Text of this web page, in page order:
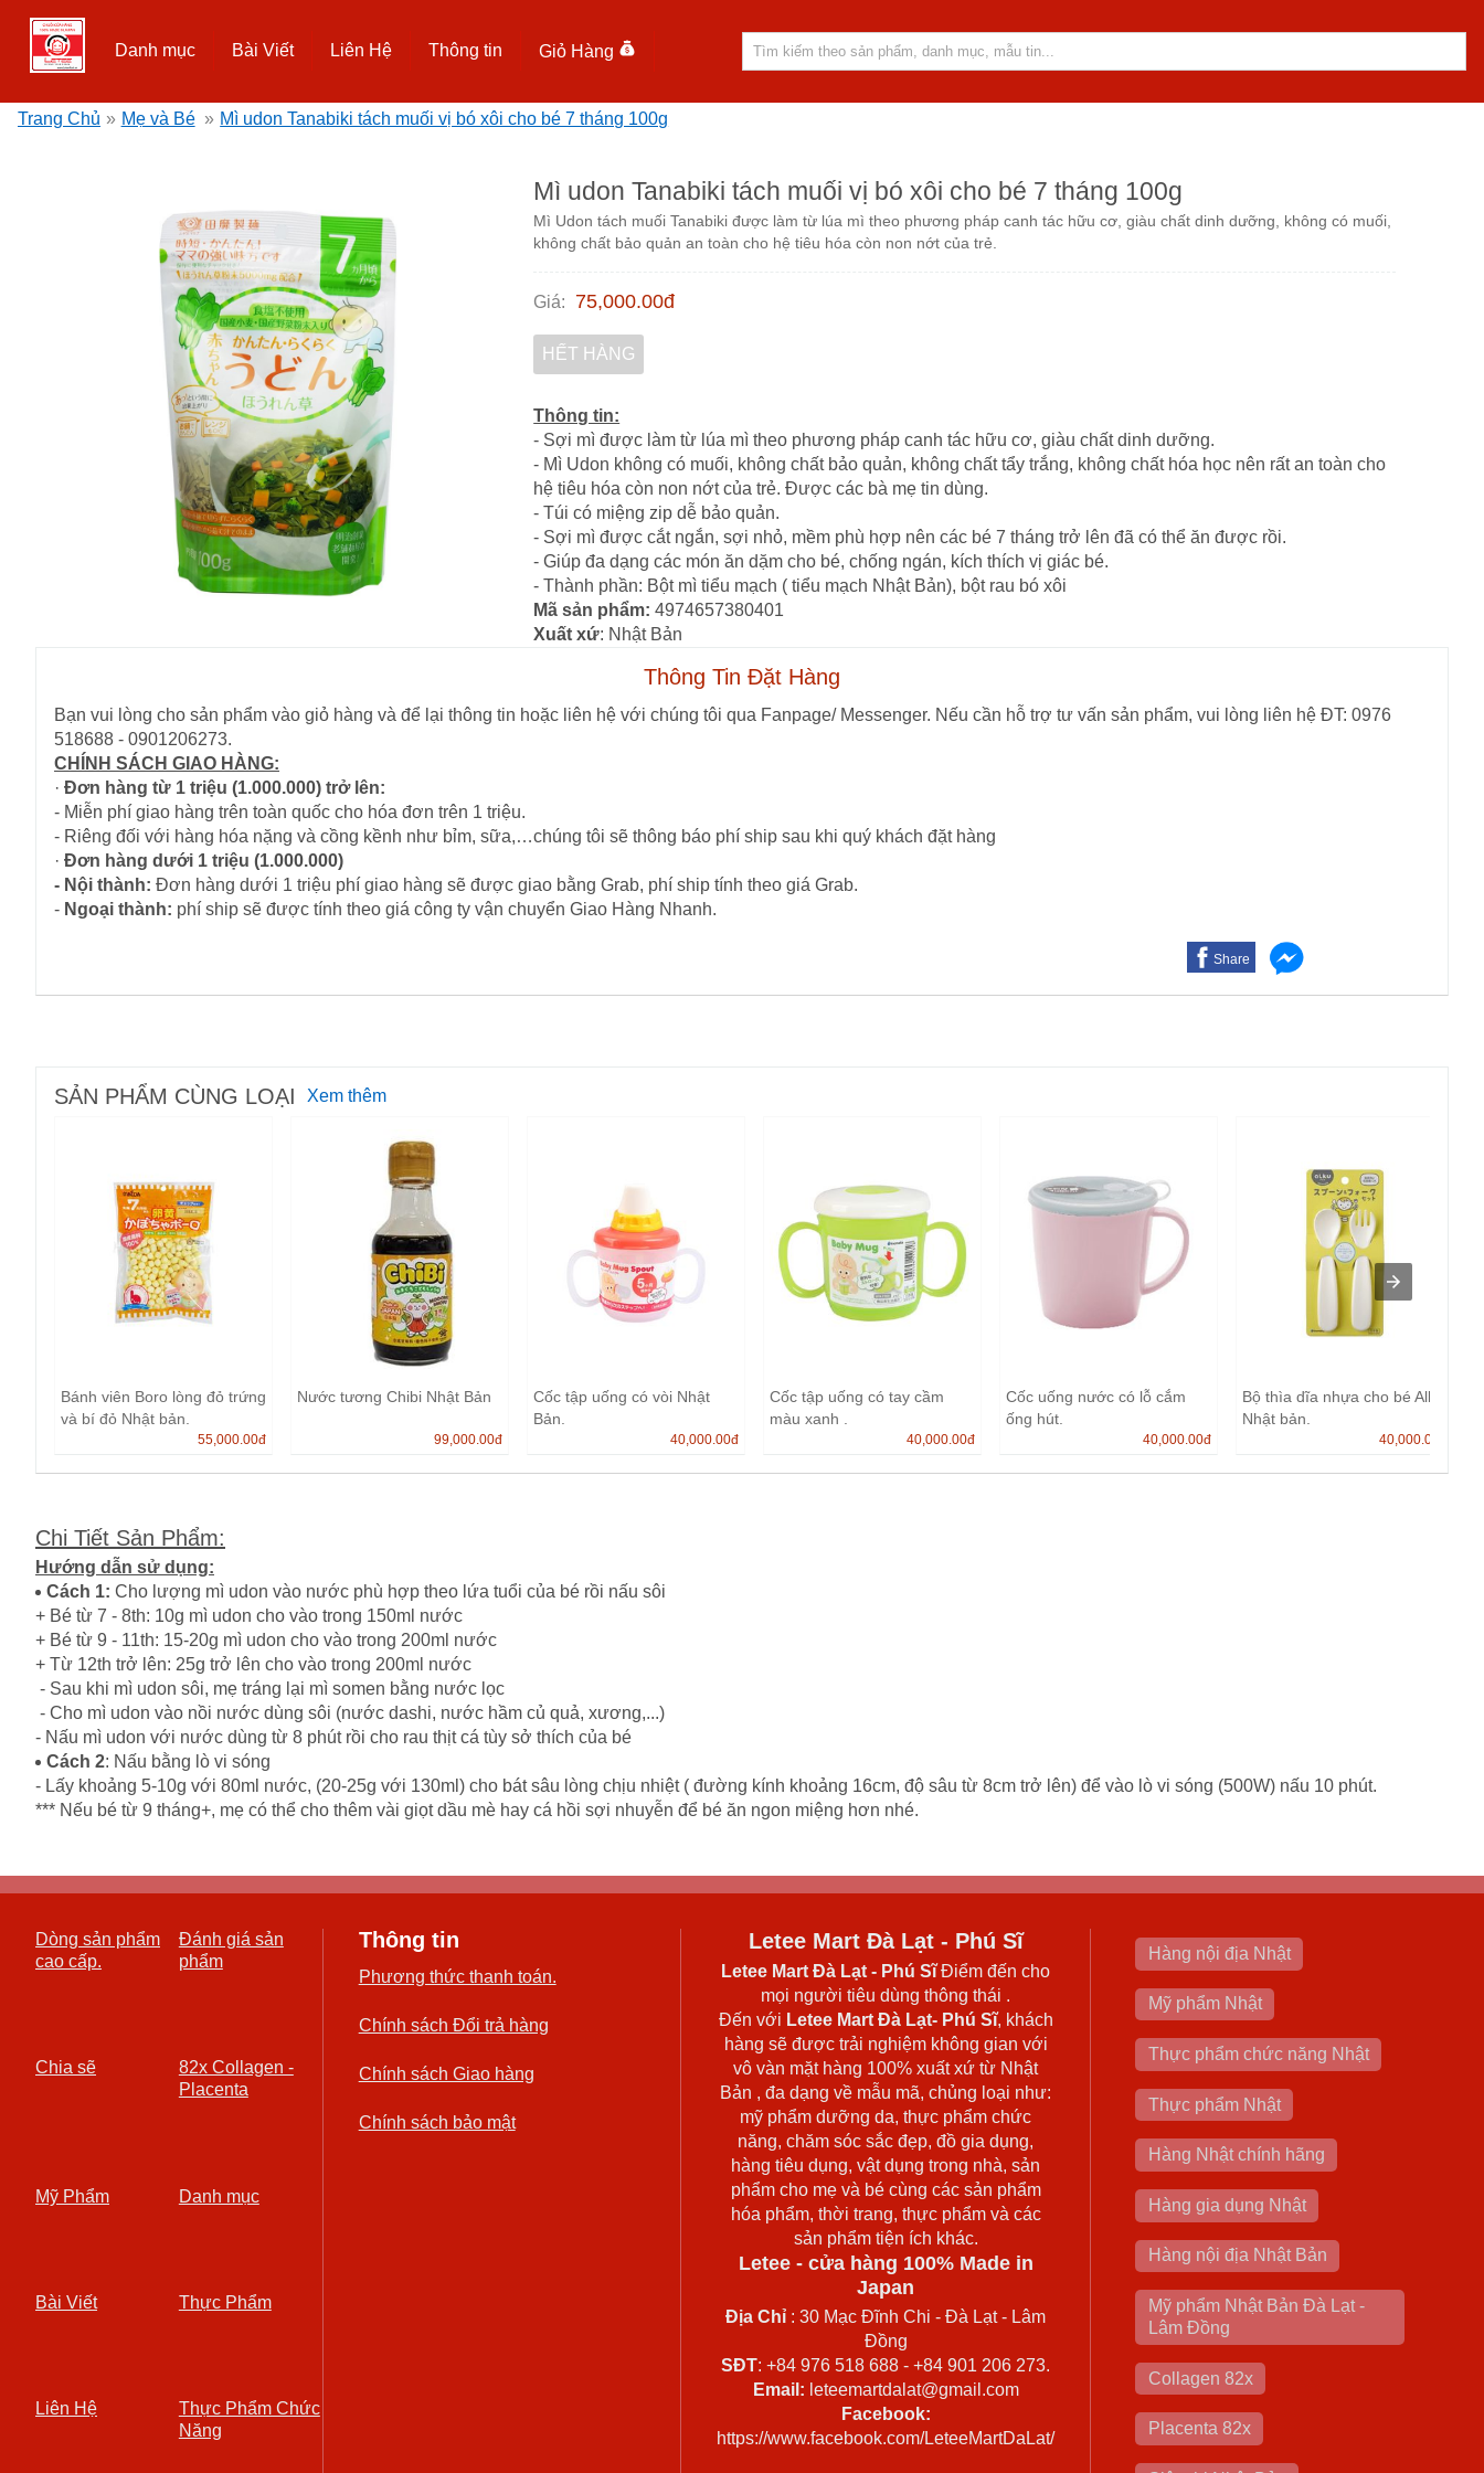
Danh mục Bài Viết Liên Hệ Thông tin Giỏ Hàng
Trang Chủ » Mẹ và Bé » Mì udon Tanabiki tách muối vị bó xôi cho bé 7 tháng 100g
Mì udon Tanabiki tách muối vị bó xôi cho bé 7 tháng 100g
Mì Udon tách muối Tanabiki được làm từ lúa mì theo phương pháp canh tác hữu cơ, giàu chất dinh dưỡng, không có muối,
không chất bảo quản an toàn cho hệ tiêu hóa còn non nớt của trẻ.
Giá: 75,000.00đ
HẾT HÀNG
Thông tin:
- Sợi mì được làm từ lúa mì theo phương pháp canh tác hữu cơ, giàu chất dinh dưỡng.
- Mì Udon không có muối, không chất bảo quản, không chất tẩy trắng, không chất hóa học nên rất an toàn cho
hệ tiêu hóa còn non nớt của trẻ. Được các bà mẹ tin dùng.
- Túi có miệng zip dễ bảo quản.
- Sợi mì được cắt ngắn, sợi nhỏ, mềm phù hợp nên các bé 7 tháng trở lên đã có thể ăn được rồi.
- Giúp đa dạng các món ăn dặm cho bé, chống ngán, kích thích vị giác bé.
- Thành phần: Bột mì tiểu mạch ( tiểu mạch Nhật Bản), bột rau bó xôi
Mã sản phẩm: 4974657380401
Xuất xứ: Nhật Bản
Thông Tin Đặt Hàng
Bạn vui lòng cho sản phẩm vào giỏ hàng và để lại thông tin hoặc liên hệ với chúng tôi qua Fanpage/ Messenger. Nếu cần hỗ trợ tư vấn sản phẩm, vui lòng liên hệ ĐT: 0976
518688 - 0901206273.
CHÍNH SÁCH GIAO HÀNG:
· Đơn hàng từ 1 triệu (1.000.000) trở lên:
- Miễn phí giao hàng trên toàn quốc cho hóa đơn trên 1 triệu.
- Riêng đối với hàng hóa nặng và cồng kềnh như bỉm, sữa,…chúng tôi sẽ thông báo phí ship sau khi quý khách đặt hàng
· Đơn hàng dưới 1 triệu (1.000.000)
- Nội thành: Đơn hàng dưới 1 triệu phí giao hàng sẽ được giao bằng Grab, phí ship tính theo giá Grab.
- Ngoại thành: phí ship sẽ được tính theo giá công ty vận chuyển Giao Hàng Nhanh.
Share
SẢN PHẨM CÙNG LOẠI Xem thêm
Bánh viên Boro lòng đỏ trứng
và bí đỏ Nhật bản.
55,000.00đ
Nước tương Chibi Nhật Bản
99,000.00đ
Cốc tập uống có vòi Nhật
Bản.
40,000.00đ
Cốc tập uống có tay cầm
màu xanh .
40,000.00đ
Cốc uống nước có lỗ cắm
ống hút.
40,000.00đ
Bộ thìa dĩa nhựa cho bé Alku
Nhật bản.
40,000.00
Chi Tiết Sản Phẩm:
Hướng dẫn sử dụng:
Cách 1: Cho lượng mì udon vào nước phù hợp theo lứa tuổi của bé rồi nấu sôi
+ Bé từ 7 - 8th: 10g mì udon cho vào trong 150ml nước
+ Bé từ 9 - 11th: 15-20g mì udon cho vào trong 200ml nước
+ Từ 12th trở lên: 25g trở lên cho vào trong 200ml nước
- Sau khi mì udon sôi, mẹ tráng lại mì somen bằng nước lọc
- Cho mì udon vào nồi nước dùng sôi (nước dashi, nước hầm củ quả, xương,...)
- Nấu mì udon với nước dùng từ 8 phút rồi cho rau thịt cá tùy sở thích của bé
Cách 2: Nấu bằng lò vi sóng
- Lấy khoảng 5-10g với 80ml nước, (20-25g với 130ml) cho bát sâu lòng chịu nhiệt ( đường kính khoảng 16cm, độ sâu từ 8cm trở lên) để vào lò vi sóng (500W) nấu 10 phút.
*** Nếu bé từ 9 tháng+, mẹ có thể cho thêm vài giọt dầu mè hay cá hồi sợi nhuyễn để bé ăn ngon miệng hơn nhé.
Dòng sản phẩm
cao cấp.
Đánh giá sản
phẩm
Chia sẽ
82x Collagen -
Placenta
Mỹ Phẩm Danh mục
Bài Viết Thực Phẩm
Liên Hệ
Thực Phẩm Chức
Năng
Thông tin
Phương thức thanh toán.
Chính sách Đổi trả hàng
Chính sách Giao hàng
Chính sách bảo mật
Letee Mart Đà Lạt - Phú Sĩ
Letee Mart Đà Lạt - Phú SĩĐiểm đến cho
mọi người tiêu dùng thông thái .
Đến với Letee Mart Đà Lạt- Phú Sĩ, khách
hàng sẽ được trải nghiệm không gian với
vô vàn mặt hàng 100% xuất xứ từ Nhật
Bản , đa dạng về mẫu mã, chủng loại như:
mỹ phẩm dưỡng da, thực phẩm chức
năng, chăm sóc sắc đẹp, đồ gia dụng,
hàng tiêu dụng, vật dụng trong nhà, sản
phẩm cho mẹ và bé cùng các sản phẩm
hóa phẩm, thời trang, thực phẩm và các
sản phẩm tiện ích khác.
Letee - cửa hàng 100% Made in
Japan
Địa Chỉ : 30 Mạc Đĩnh Chi - Đà Lạt - Lâm
Đồng
SĐT: +84 976 518 688 - +84 901 206 273.
Email: leteemartdalat@gmail.com
Facebook:
https://www.facebook.com/LeteeMartDaLat/
Hàng nội địa Nhật
Mỹ phẩm Nhật
Thực phẩm chức năng Nhật
Thực phẩm Nhật
Hàng Nhật chính hãng
Hàng gia dụng Nhật
Hàng nội địa Nhật Bản
Mỹ phẩm Nhật Bản Đà Lạt -
Lâm Đồng
Collagen 82x
Placenta 82x